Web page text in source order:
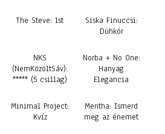
The Steve: 1st
Siska Finuccsi:
Dühkór
NKS
(NemKözöltSáv):
***** (5 csillag)
Norba + No One:
Hanyag
Elegancia
Minimal Project:
Kvíz
Mentha: Ismerd
meg az énemet